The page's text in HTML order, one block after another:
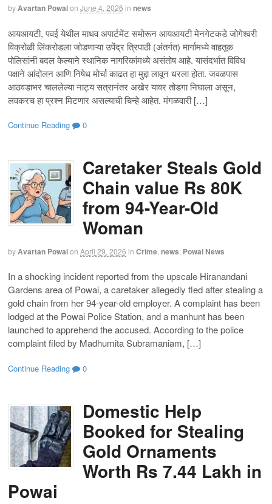
byAvartan Powaion June 4, 2026 in news
आयआयटी, पवई येथील माधव अपार्टमेंट समोरून आयआयटी मेनगेटकडे जोगेश्वरी
विक्रोळी लिंकरोडला जोडणाऱ्या उपेंद्र त्रिपाठी (अंतर्गत) मार्गामध्ये वाहतूक
पोलिसांनी बदल केल्याने स्थानिक नागरिकांमध्ये असंतोष आहे. यासंदर्भात विविध
पक्षाने आंदोलन आणि निषेध मोर्चा काढत हा मुद्दा लावून धरला होता. जवळपास
आठवडाभर चाललेल्या नाट्य सत्रानंतर अखेर यावर तोडगा निघाला असून,
लवकरच हा प्रश्न मिटणार असल्याची चिन्हे आहेत. मंगळवारी […]
Continue Reading 0
Caretaker Steals Gold
Chain value Rs 80K
from 94-Year-Old
Woman
byAvartan Powaion April 29, 2026 in Crime news Powai News
In a shocking incident reported from the upscale Hiranandani
Gardens area of Powai, a caretaker allegedly fled after stealing a
gold chain from her 94-year-old employer. A complaint has been
lodged at the Powai Police Station, and a manhunt has been
launched to apprehend the accused. According to the police
complaint filed by Madhumita Subramaniam, […]
Continue Reading 0
Domestic Help
Booked for Stealing
Gold Ornaments
Worth Rs 7.44 Lakh in
Powai